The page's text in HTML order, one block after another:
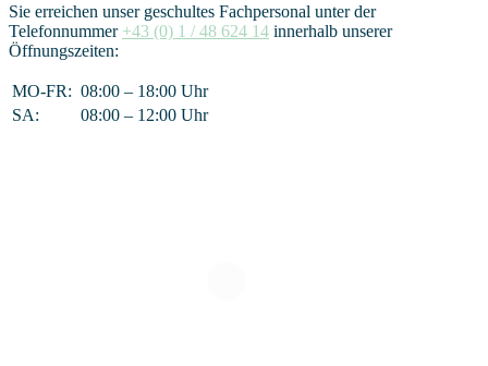
Sie erreichen unser geschultes Fachpersonal unter der
Telefonnummer +43 (0) 1 / 48 624 14 innerhalb unserer
Öffnungszeiten:
MO-FR: 08:00 – 18:00 Uhr
SA:
08:00 – 12:00 Uhr